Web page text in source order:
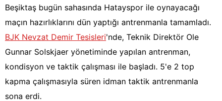
Beşiktaş bugün sahasında Hatayspor ile oynayacağı
maçın hazırlıklarını dün yaptığı antrenmanla tamamladı.
BJK Nevzat Demir Tesisleri'nde, Teknik Direktör Ole
Gunnar Solskjaer yönetiminde yapılan antrenman,
kondisyon ve taktik çalışması ile başladı. 5'e 2 top
kapma çalışmasıyla süren idman taktik antrenmanla
sona erdi.